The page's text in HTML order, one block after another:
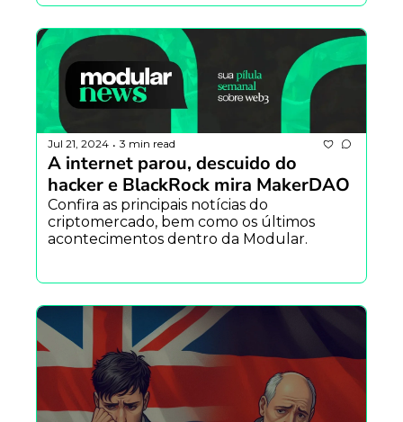
Jul 21, 2024 • 3 min read
A internet parou, descuido do
hacker e BlackRock mira MakerDAO
Confira as principais notícias do
criptomercado, bem como os últimos
acontecimentos dentro da Modular.